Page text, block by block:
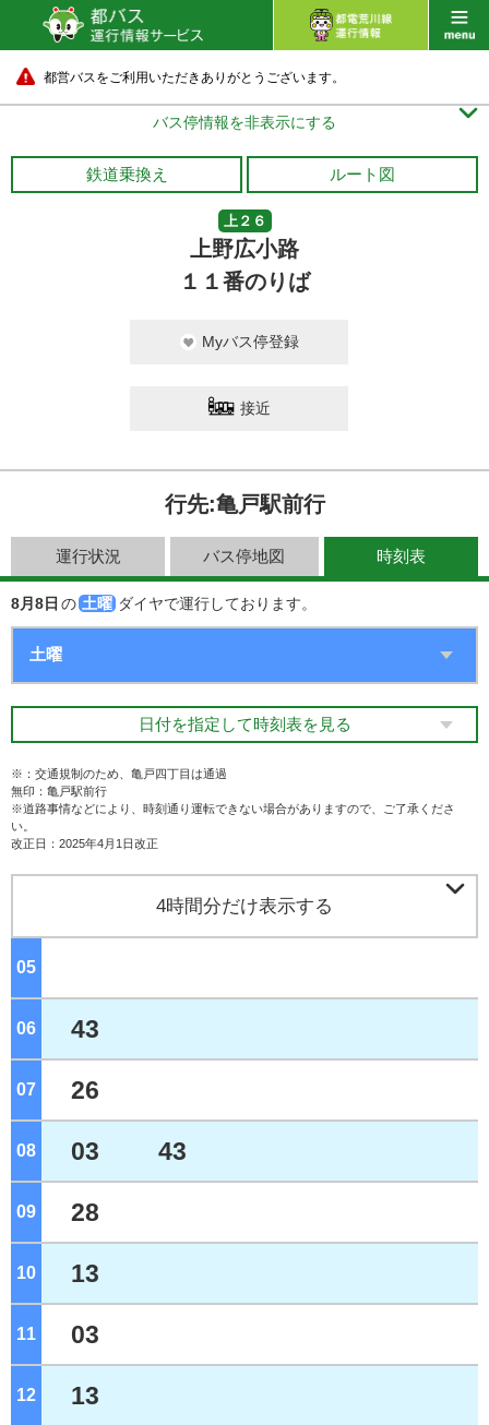
都営バスをご利用いただきありがとうございます。
バス停情報を非表示にする 
鉄道乗換え ルート図
上２６
上野広小路
１１番のりば
Myバス停登録
接近
行先:亀戸駅前行
運行状況 バス停地図 時刻表
8月8日 の 土曜 ダイヤで運行しております。
日付を指定して時刻表を見る
※：交通規制のため、亀戸四丁目は通過
無印：亀戸駅前行
※道路事情などにより、時刻通り運転できない場合がありますので、ご了承くださ
い。
改正日：2025年4月1日改正
4時間分だけ表示する 
05
06 43
07 26
08 03 43
09 28
10 13
11 03
12 13